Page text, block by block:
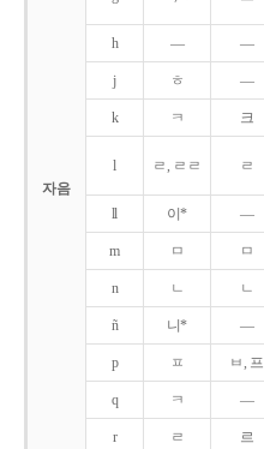
자음
h ― ―
j ㅎ ―
k ㅋ 크
l ㄹ, ㄹㄹ ㄹ
ll 이* ―
m ㅁ ㅁ
n ㄴ ㄴ
ñ 니* ―
p ㅍ ㅂ, 프
q ㅋ ―
r ㄹ 르